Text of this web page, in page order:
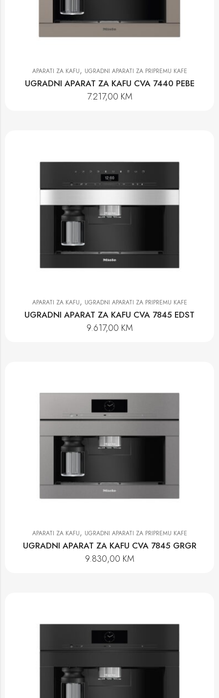
APARATI ZA KAFU, UGRADNI APARATI ZA PRIPREMU KAFE
UGRADNI APARAT ZA KAFU CVA 7440 PEBE
7.217,00 KM
APARATI ZA KAFU, UGRADNI APARATI ZA PRIPREMU KAFE
UGRADNI APARAT ZA KAFU CVA 7845 EDST
9.617,00 KM
APARATI ZA KAFU, UGRADNI APARATI ZA PRIPREMU KAFE
UGRADNI APARAT ZA KAFU CVA 7845 GRGR
9.830,00 KM